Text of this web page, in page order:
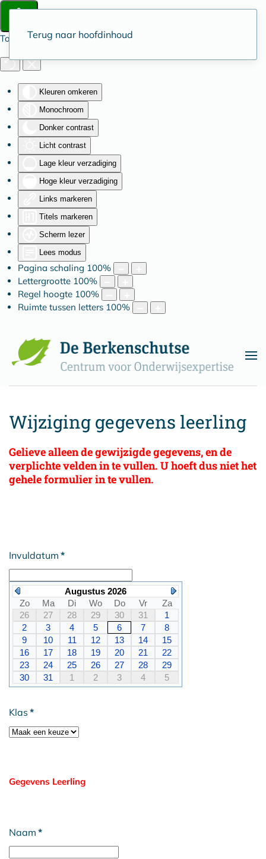
Toegankelijkheid
Kleuren omkeren
Monochroom
Donker contrast
Licht contrast
Lage kleur verzadiging
Hoge kleur verzadiging
Links markeren
Titels markeren
Scherm lezer
Lees modus
Pagina schaling 100%
Lettergrootte 100%
Regel hoogte 100%
Ruimte tussen letters 100%
Terug naar hoofdinhoud
Wijziging gegevens leerling
Gelieve alleen de gewijzigde gegevens, en de
verplichte velden in te vullen. U hoeft dus niet het
gehele formulier in te vullen.
Invuldatum *
Augustus 2026
Zo
Ma Di Wo Do Vr
Za
26
27 28 29 30 31
1
2
3 4 5 6 7
8
9
10 11 12 13 14
15
16
17 18 19 20 21
22
23
24 25 26 27 28
29
30
31 1 2 3 4 5
Klas *
Gegevens Leerling
Naam *